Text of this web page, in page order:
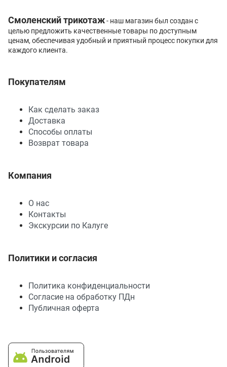
Смоленский трикотаж- наш магазин был создан с
целью предложить качественные товары по доступным
ценам, обеспечивая удобный и приятный процесс покупки для
каждого клиента.
Покупателям
Как сделать заказ
Доставка
Способы оплаты
Возврат товара
Компания
О нас
Контакты
Экскурсии по Калуге
Политики и согласия
Политика конфиденциальности
Согласие на обработку ПДн
Публичная оферта